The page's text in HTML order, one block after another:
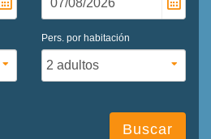
Pers. por habitación
Buscar